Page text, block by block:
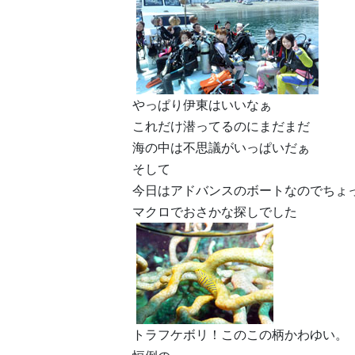
やっぱり伊東はいいなぁ
これだけ潜ってるのにまだまだ
海の中は不思議がいっぱいだぁ
そして
今日はアドバンスのボートなのでちょ
マクロでおさかな探しでした
トラフケボリ！このこの柄かわゆい。